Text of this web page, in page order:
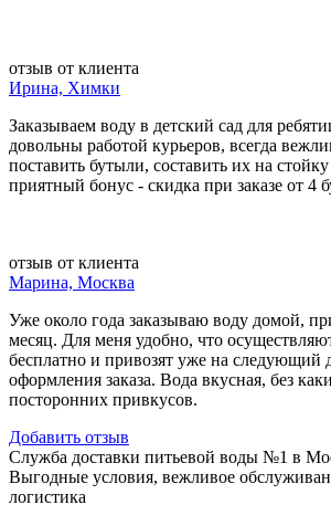
отзыв от клиента
Ирина, Химки
Заказываем воду в детский сад для
довольны работой курьеров, всегда
поставить бутыли, составить их на
приятный бонус - скидка при заказе от 4
отзыв от клиента
Марина, Москва
Уже около года заказываю воду домой,
месяц. Для меня удобно, что
бесплатно и привозят уже на следующий
оформления заказа. Вода вкусная, без
посторонних привкусов.
Добавить отзыв
Служба доставки питьевой воды №1 в
Выгодные условия, вежливое
логистика